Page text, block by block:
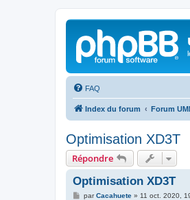
FAQ
Index du forum Forum
Optimisation XD3T
Répondre
Optimisation XD3T
MparCacahuete» 11 oct. 2020,